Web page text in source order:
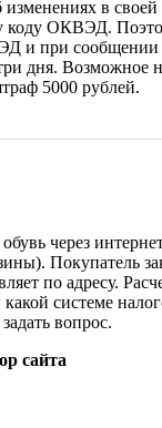
в
коду ОКВЭД.
и при сообщении
дня. Возможное
5000 рублей.
через
Покупатель
по адресу.
системе
вопрос.
сайта